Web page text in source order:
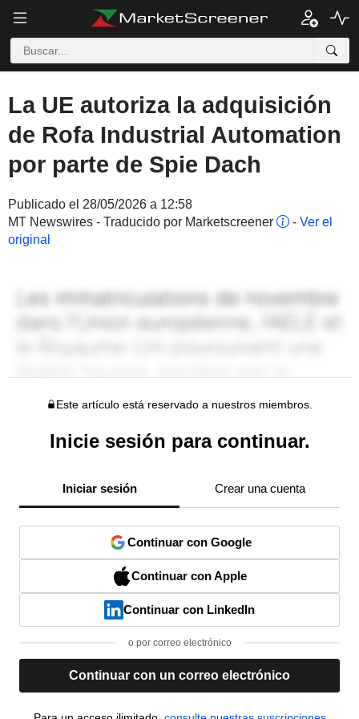
La UE autoriza la adquisición
de Rofa Industrial Automation
por parte de Spie Dach
Publicado el 28/05/2026 a 12:58
MT Newswires - Traducido por Marketscreener
- Ver el
original
Este artículo está reservado a nuestros miembros.
Inicie sesión para continuar.
Iniciar sesión Crear una cuenta
Continuar con Google
Continuar con Apple
Continuar con LinkedIn
o por correo electrónico
Continuar con un correo electrónico